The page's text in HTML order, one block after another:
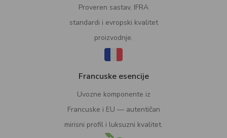
Proveren sastav, IFRA
standardi i evropski kvalitet
proizvodnje.
Francuske esencije
Uvozne komponente iz
Francuske i EU — autentičan
mirisni profil i luksuzni kvalitet.